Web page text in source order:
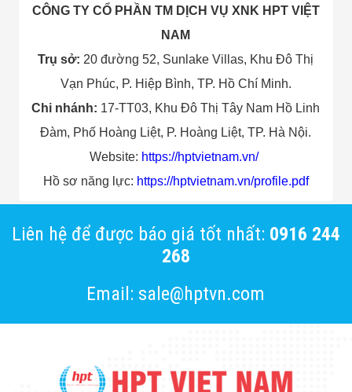
CÔNG TY CỔ PHẦN TM DỊCH VỤ XNK HPT VIỆT
NAM
Trụ sở: 20 đường 52, Sunlake Villas, Khu Đô Thị
Vạn Phúc, P. Hiệp Bình, TP. Hồ Chí Minh.
Chi nhánh: 17-TT03, Khu Đô Thị Tây Nam Hồ Linh
Đàm, Phố Hoàng Liệt, P. Hoàng Liệt, TP. Hà Nội.
Website: https://hptvietnam.vn/
Hồ sơ năng lực: https://hptvietnam.vn/profile.pdf
Liên hệ để được báo giá tốt nhất: 0916 244
268
Email: sale@hptvn.com